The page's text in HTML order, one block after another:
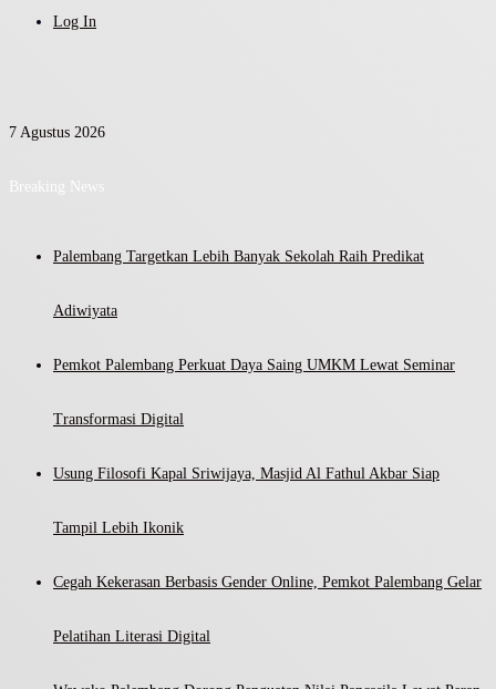
Log In
7 Agustus 2026
Breaking News
Palembang Targetkan Lebih Banyak Sekolah Raih Predikat
Adiwiyata
Pemkot Palembang Perkuat Daya Saing UMKM Lewat Seminar
Transformasi Digital
Usung Filosofi Kapal Sriwijaya, Masjid Al Fathul Akbar Siap
Tampil Lebih Ikonik
Cegah Kekerasan Berbasis Gender Online, Pemkot Palembang Gelar
Pelatihan Literasi Digital